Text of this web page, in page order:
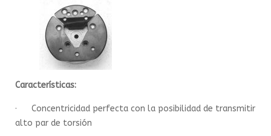
Características:
· Concentricidad perfecta con la posibilidad de transmitir
alto par de torsión